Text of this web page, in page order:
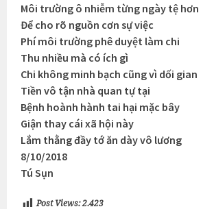
Môi trường ô nhiễm từng ngày tệ hơn
Để cho rõ nguồn cơn sự việc
Phí môi trường phê duyệt làm chi
Thu nhiều mà có ích gì
Chi không minh bạch cũng vì dối gian
Tiền vô tận nhà quan tự tại
Bệnh hoành hành tai hại mặc bây
Giận thay cái xã hội này
Lắm thằng đầy tớ ăn dày vô lương
8/10/2018
Tú Sụn
Post Views: 2.423